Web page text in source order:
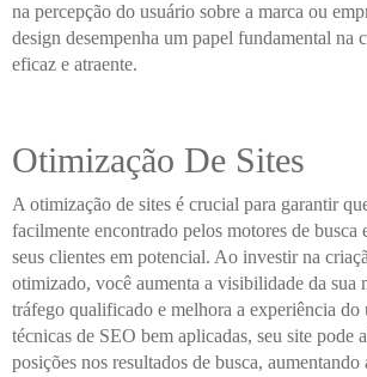
na percepção do usuário sobre a marca ou
design desempenha um papel fundamental na
eficaz e atraente.
Otimização De Sites
A otimização de sites é crucial para garantir
facilmente encontrado pelos motores de busca
seus clientes em potencial. Ao investir na
otimizado, você aumenta a visibilidade da sua
tráfego qualificado e melhora a experiência do
técnicas de SEO bem aplicadas, seu site pode
posições nos resultados de busca,